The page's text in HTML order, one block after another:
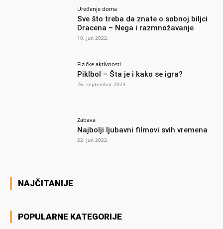
Uređenje doma
Sve što treba da znate o sobnoj biljci
Dracena – Nega i razmnožavanje
10. jun 2022.
Fizičke aktivnosti
Piklbol – Šta je i kako se igra?
26. septembar 2023.
Zabava
Najbolji ljubavni filmovi svih vremena
22. jun 2022.
NAJČITANIJE
POPULARNE KATEGORIJE